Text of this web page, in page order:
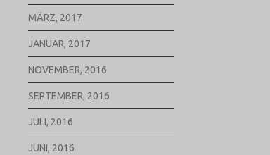
MÄRZ, 2017
JANUAR, 2017
NOVEMBER, 2016
SEPTEMBER, 2016
JULI, 2016
JUNI, 2016